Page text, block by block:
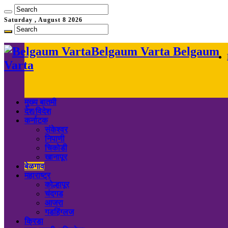
Saturday , August 8 2026
Belgaum Varta Belgaum
Varta
मुख्य बातमी
देश/विदेश
कर्नाटक
संकेश्वर
निपाणी
चिकोडी
खानापूर
बेळगाव
महाराष्ट्र
कोल्हापूर
चंदगड
आजरा
गडहिंग्लज
क्रिडा